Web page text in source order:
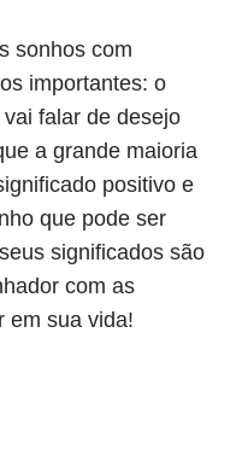
sonhos com
importantes: o
falar de desejo
a grande maioria
positivo e
que pode ser
significados são
com as
em sua vida!